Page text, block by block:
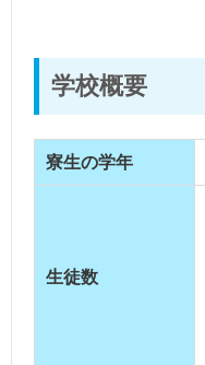
学校概要
寮生の学年
生徒数